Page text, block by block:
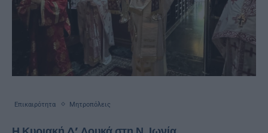
Επικαιρότητα Μητροπόλεις